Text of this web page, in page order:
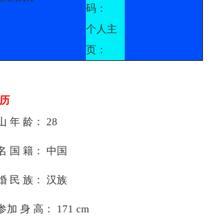
码：
个人主
页：
年 龄： 28
国 籍： 中国
民 族： 汉族
加 身 高： 171 cm